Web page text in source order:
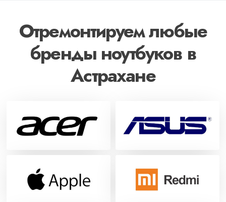
Отремонтируем любые
бренды ноутбуков в
Астрахане